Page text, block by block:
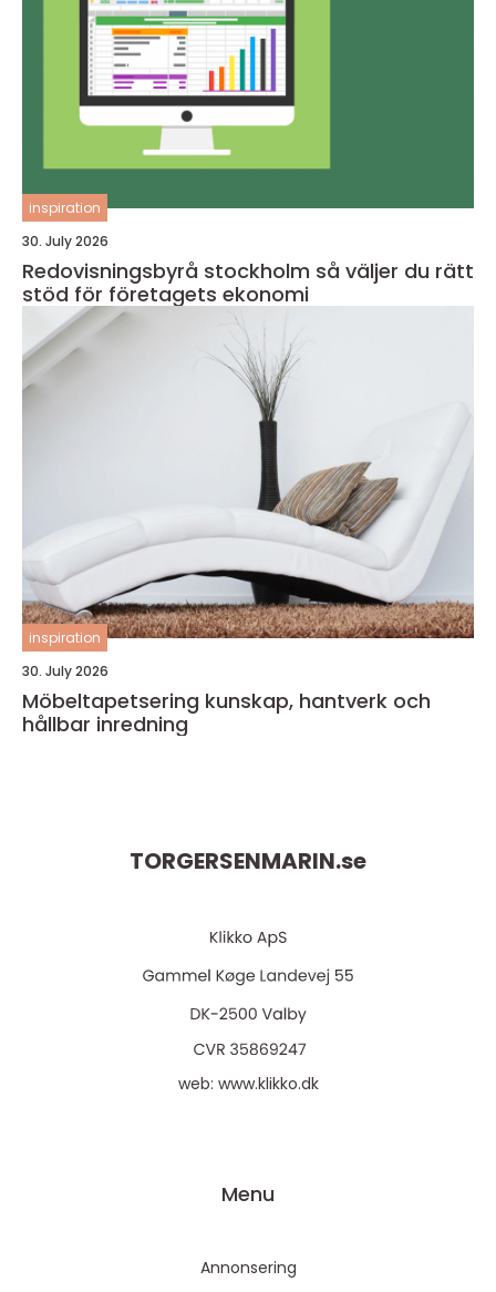
inspiration
30. July 2026
Redovisningsbyrå stockholm så väljer du rätt
stöd för företagets ekonomi
inspiration
30. July 2026
Möbeltapetsering kunskap, hantverk och
hållbar inredning
TORGERSENMARIN.se
web: www.klikko.dk
Menu
Annonsering